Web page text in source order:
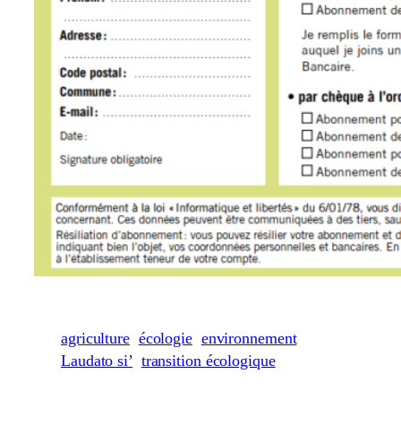
agriculture écologie environnement
Laudato si’ transition écologique